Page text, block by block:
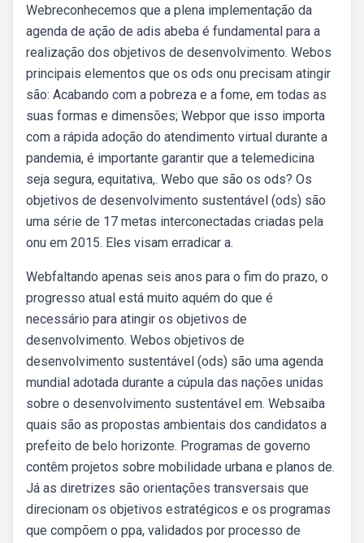
Webreconhecemos que a plena implementação da
agenda de ação de adis abeba é fundamental para a
realização dos objetivos de desenvolvimento. Webos
principais elementos que os ods onu precisam atingir
são: Acabando com a pobreza e a fome, em todas as
suas formas e dimensões; Webpor que isso importa
com a rápida adoção do atendimento virtual durante a
pandemia, é importante garantir que a telemedicina
seja segura, equitativa,. Webo que são os ods? Os
objetivos de desenvolvimento sustentável (ods) são
uma série de 17 metas interconectadas criadas pela
onu em 2015. Eles visam erradicar a.
Webfaltando apenas seis anos para o fim do prazo, o
progresso atual está muito aquém do que é
necessário para atingir os objetivos de
desenvolvimento. Webos objetivos de
desenvolvimento sustentável (ods) são uma agenda
mundial adotada durante a cúpula das nações unidas
sobre o desenvolvimento sustentável em. Websaiba
quais são as propostas ambientais dos candidatos a
prefeito de belo horizonte. Programas de governo
contêm projetos sobre mobilidade urbana e planos de.
Já as diretrizes são orientações transversais que
direcionam os objetivos estratégicos e os programas
que compõem o ppa, validados por processo de